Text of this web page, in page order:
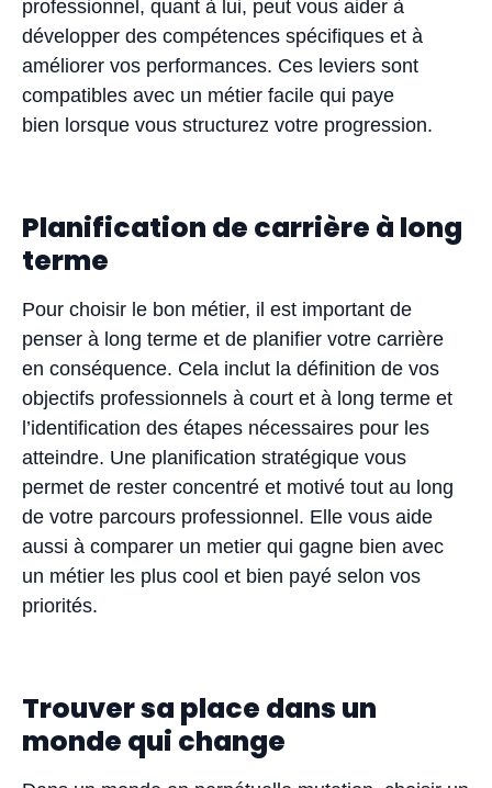
professionnel, quant à lui, peut vous aider à
développer des compétences spécifiques et à
améliorer vos performances. Ces leviers sont
compatibles avec un métier facile qui paye
bien lorsque vous structurez votre progression.
Planification de carrière à long
terme
Pour choisir le bon métier, il est important de
penser à long terme et de planifier votre carrière
en conséquence. Cela inclut la définition de vos
objectifs professionnels à court et à long terme et
l’identification des étapes nécessaires pour les
atteindre. Une planification stratégique vous
permet de rester concentré et motivé tout au long
de votre parcours professionnel. Elle vous aide
aussi à comparer un metier qui gagne bien avec
un métier les plus cool et bien payé selon vos
priorités.
Trouver sa place dans un
monde qui change